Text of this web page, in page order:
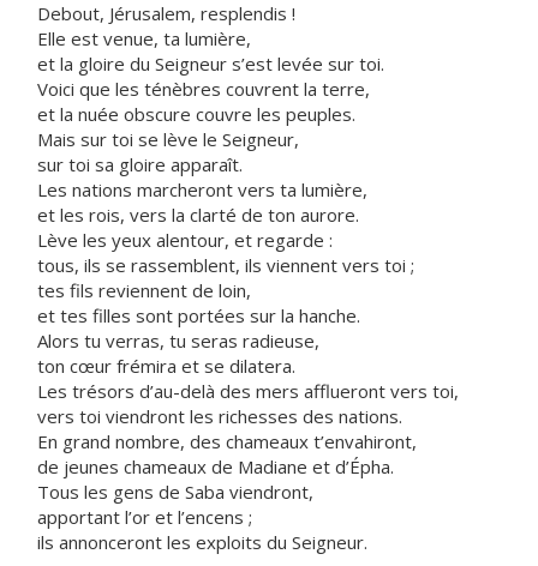
Debout, Jérusalem, resplendis !
Elle est venue, ta lumière,
et la gloire du Seigneur s’est levée sur toi.
Voici que les ténèbres couvrent la terre,
et la nuée obscure couvre les peuples.
Mais sur toi se lève le Seigneur,
sur toi sa gloire apparaît.
Les nations marcheront vers ta lumière,
et les rois, vers la clarté de ton aurore.
Lève les yeux alentour, et regarde :
tous, ils se rassemblent, ils viennent vers toi ;
tes fils reviennent de loin,
et tes filles sont portées sur la hanche.
Alors tu verras, tu seras radieuse,
ton cœur frémira et se dilatera.
Les trésors d’au-delà des mers afflueront vers toi,
vers toi viendront les richesses des nations.
En grand nombre, des chameaux t’envahiront,
de jeunes chameaux de Madiane et d’Épha.
Tous les gens de Saba viendront,
apportant l’or et l’encens ;
ils annonceront les exploits du Seigneur.